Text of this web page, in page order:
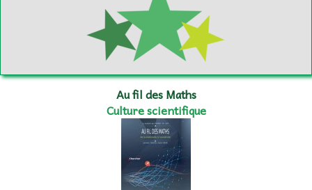
Au fil des Maths
Culture scientifique